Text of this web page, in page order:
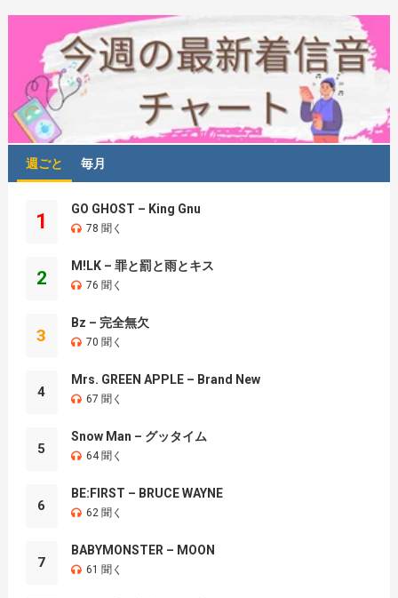
週ごと 毎月
1
GO GHOST – King Gnu
78 聞く
2
M!LK – 罪と罰と雨とキス
76 聞く
3
Bz – 完全無欠
70 聞く
4
Mrs. GREEN APPLE – Brand New
67 聞く
5
Snow Man – グッタイム
64 聞く
6
BE:FIRST – BRUCE WAYNE
62 聞く
7
BABYMONSTER – MOON
61 聞く